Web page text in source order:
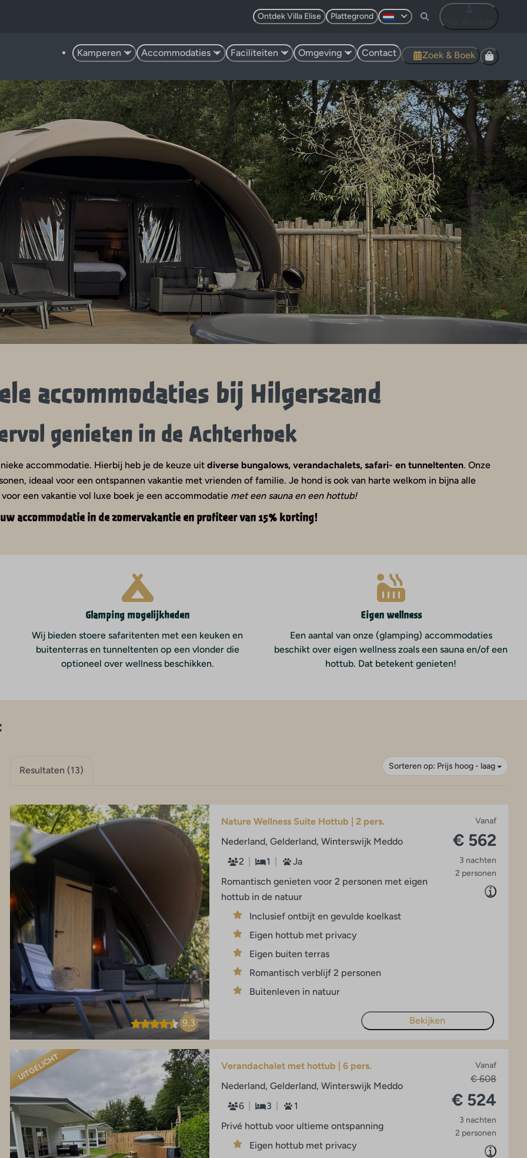
Ontdek Villa Elise Plattegrond
Kamperen Accommodaties Faciliteiten Omgeving Contact Zoek & Boek
accommodaties bij Hilgerszand
genieten in de Achterhoek
accommodatie. Hierbij heb je de keuze uit diverse bungalows, verandachalets, safari- en tunneltenten. Onze
ideaal voor een ontspannen vakantie met vrienden of familie. Je hond is ook van harte welkom in bijna alle
een vakantie vol luxe boek je een accommodatie met een sauna en een hottub!
accommodatie in de zomervakantie en profiteer van 15% korting!
Glamping mogelijkheden
Wij bieden stoere safaritenten met een keuken en
buitenterras en tunneltenten op een vlonder die
optioneel over wellness beschikken.
Eigen wellness
Een aantal van onze (glamping) accommodaties
beschikt over eigen wellness zoals een sauna en/of een
hottub. Dat betekent genieten!
Sorteren op: Prijs hoog - laag
Resultaten (13)
9,3
Vanaf
€ 562
3 nachten
2 personen
Nature Wellness Suite Hottub | 2 pers.
Nederland, Gelderland, Winterswijk Meddo
2
1
Ja
Romantisch genieten voor 2 personen met eigen
hottub in de natuur
Inclusief ontbijt en gevulde koelkast
Eigen hottub met privacy
Eigen buiten terras
Romantisch verblijf 2 personen
Buitenleven in natuur
Bekijken
UITGELICHT Vanaf
€ 608
€ 524
3 nachten
2 personen
Verandachalet met hottub | 6 pers.
Nederland, Gelderland, Winterswijk Meddo
6
3
1
Privé hottub voor ultieme ontspanning
Eigen hottub met privacy